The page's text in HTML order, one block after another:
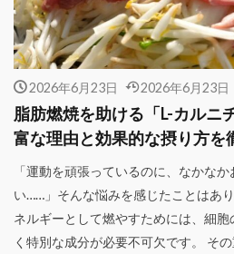
2026年6月23日 2026年6月23日
脂肪燃焼を助ける「L-カルニ
富な理由と効果的な摂り方を
「運動を頑張っているのに、なかな
い……」そんな悩みを感じたことはあ
ネルギーとして燃やすためには、細
く特別な成分が必要不可欠です。 そ